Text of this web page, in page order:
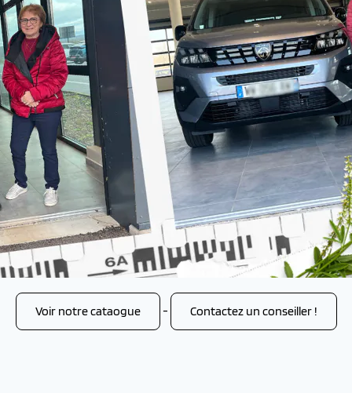
Voir notre cataogue - Contactez un conseiller !